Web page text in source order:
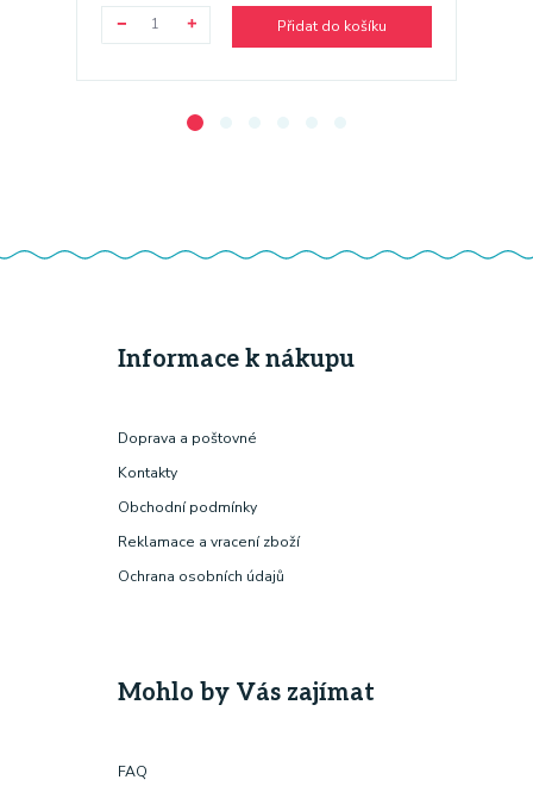
Přidat do košíku
Informace k nákupu
Doprava a poštovné
Kontakty
Obchodní podmínky
Reklamace a vracení zboží
Ochrana osobních údajů
Mohlo by Vás zajímat
FAQ